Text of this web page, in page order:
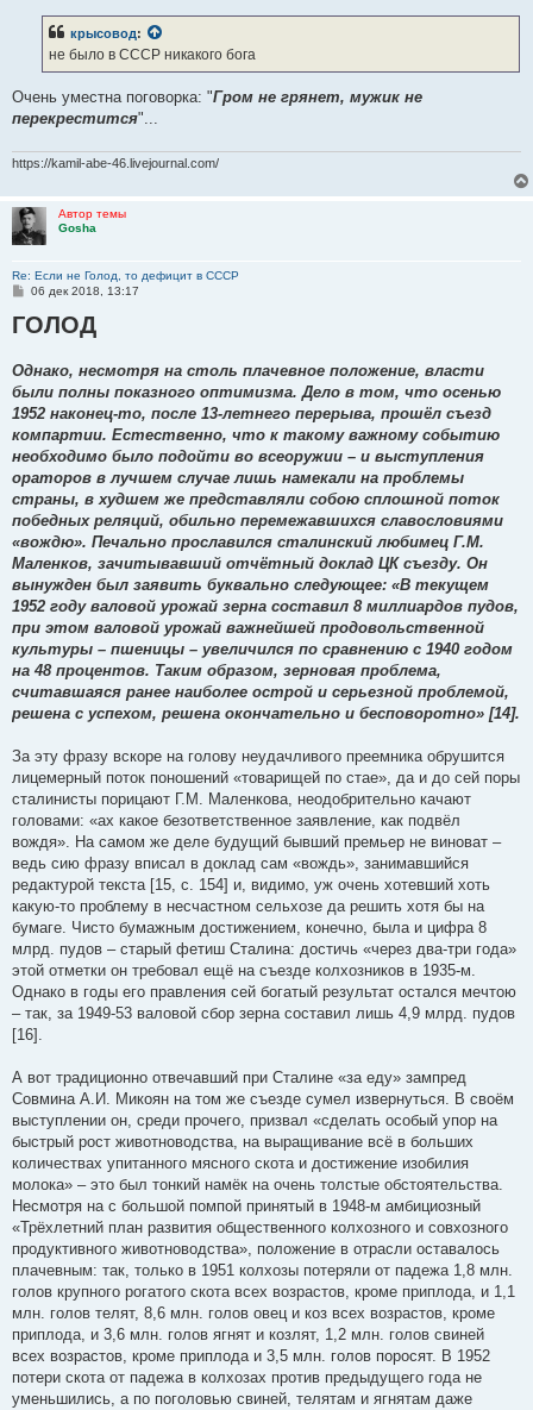
е
крысовод:
не было в СССР никакого бога
Очень уместна поговорка: "Гром не грянет, мужик не
перекрестится"...
https://kamil-abe-46.livejournal.com/
Автор темы
Gosha
Re: Если не Голод, то дефицит в СССР
С
о
б
н
и
06 дек 2018, 13:17
ГОЛОД
Однако, несмотря на столь плачевное положение, власти
были полны показного оптимизма. Дело в том, что осенью
1952 наконец-то, после 13-летнего перерыва, прошёл съезд
компартии. Естественно, что к такому важному событию
необходимо было подойти во всеоружии – и выступления
ораторов в лучшем случае лишь намекали на проблемы
страны, в худшем же представляли собою сплошной поток
победных реляций, обильно перемежавшихся славословиями
«вождю». Печально прославился сталинский любимец Г.М.
Маленков, зачитывавший отчётный доклад ЦК съезду. Он
вынужден был заявить буквально следующее: «В текущем
1952 году валовой урожай зерна составил 8 миллиардов пудов,
при этом валовой урожай важнейшей продовольственной
культуры – пшеницы – увеличился по сравнению с 1940 годом
на 48 процентов. Таким образом, зерновая проблема,
считавшаяся ранее наиболее острой и серьезной проблемой,
решена с успехом, решена окончательно и бесповоротно» [14].
За эту фразу вскоре на голову неудачливого преемника обрушится
лицемерный поток поношений «товарищей по стае», да и до сей поры
сталинисты порицают Г.М. Маленкова, неодобрительно качают
головами: «ах какое безответственное заявление, как подвёл
вождя». На самом же деле будущий бывший премьер не виноват –
ведь сию фразу вписал в доклад сам «вождь», занимавшийся
редактурой текста [15, с. 154] и, видимо, уж очень хотевший хоть
какую-то проблему в несчастном сельхозе да решить хотя бы на
бумаге. Чисто бумажным достижением, конечно, была и цифра 8
млрд. пудов – старый фетиш Сталина: достичь «через два-три года»
этой отметки он требовал ещё на съезде колхозников в 1935-м.
Однако в годы его правления сей богатый результат остался мечтою
– так, за 1949-53 валовой сбор зерна составил лишь 4,9 млрд. пудов
[16].
А вот традиционно отвечавший при Сталине «за еду» зампред
Совмина А.И. Микоян на том же съезде сумел извернуться. В своём
выступлении он, среди прочего, призвал «сделать особый упор на
быстрый рост животноводства, на выращивание всё в больших
количествах упитанного мясного скота и достижение изобилия
молока» – это был тонкий намёк на очень толстые обстоятельства.
Несмотря на с большой помпой принятый в 1948-м амбициозный
«Трёхлетний план развития общественного колхозного и совхозного
продуктивного животноводства», положение в отрасли оставалось
плачевным: так, только в 1951 колхозы потеряли от падежа 1,8 млн.
голов крупного рогатого скота всех возрастов, кроме приплода, и 1,1
млн. голов телят, 8,6 млн. голов овец и коз всех возрастов, кроме
приплода, и 3,6 млн. голов ягнят и козлят, 1,2 млн. голов свиней
всех возрастов, кроме приплода и 3,5 млн. голов поросят. В 1952
потери скота от падежа в колхозах против предыдущего года не
уменьшились, а по поголовью свиней, телятам и ягнятам даже